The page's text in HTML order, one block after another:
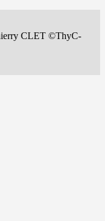
CLET ©ThyC-